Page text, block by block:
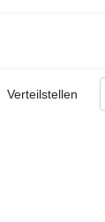
Verteilstellen